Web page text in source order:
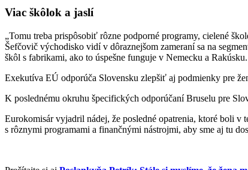
Viac škôlok a jaslí
„Tomu treba prispôsobiť rôzne podporné programy, cielené
Šefčovič východisko vidí v dôraznejšom zameraní sa na
škôl s fabrikami, ako to úspešne funguje v Nemecku a Rakúsku.
Exekutíva EÚ odporúča Slovensku zlepšiť aj podmienky pre
K poslednému okruhu špecifických odporúčaní Bruselu pre
Eurokomisár vyjadril nádej, že posledné opatrenia, ktoré boli
s rôznymi programami a finančnými nástrojmi, aby sme aj tu